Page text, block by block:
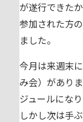
が遂行できた
参加された方
ました。
今月は来週末
み会）があり
ジュールになり
しかし次は手